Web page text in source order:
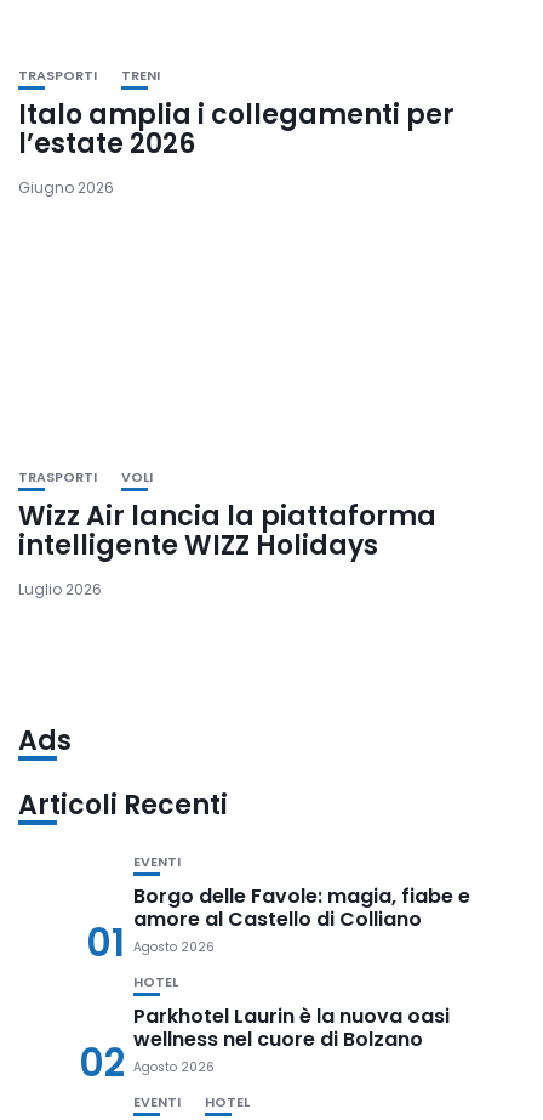
TRASPORTI TRENI
Italo amplia i collegamenti per
l’estate 2026
Giugno 2026
TRASPORTI VOLI
Wizz Air lancia la piattaforma
intelligente WIZZ Holidays
Luglio 2026
Ads
Articoli Recenti
01
EVENTI
Borgo delle Favole: magia, fiabe e
amore al Castello di Colliano
Agosto 2026
02
HOTEL
Parkhotel Laurin è la nuova oasi
wellness nel cuore di Bolzano
Agosto 2026
EVENTI HOTEL